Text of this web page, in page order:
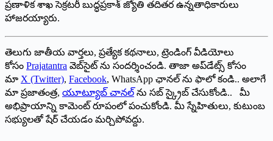
‌ప్రణాళిక శాఖ సెక్రటరీ బుద్ధప్రకాశ్‌ ‌జ్యోతి తదితర ఉన్నతాధికారులు
హాజరయ్యారు.
తెలుగు జాతీయ వార్తలు, ప్రత్యేక కథనాలు, ట్రెండింగ్ వీడియోలు
కోసం Prajatantra వెబ్‌సైట్ ను సందర్శించండి. తాజా అప్‌డేట్స్ కోసం
మా X (Twitter), Facebook, WhatsApp ఛానల్ ను ఫాలో కండి.. అలాగే
మా ప్రజాతంత్ర, యూట్యూబ్ చానల్ ను సబ్ స్క్రైబ్ చేసుకోండి.. మీ
అభిప్రాయాన్ని కామెంట్ రూపంలో పంచుకోండి. మీ స్నేహితులు, కుటుంబ
సభ్యులతో షేర్ చేయడం మర్చిపోవద్దు.